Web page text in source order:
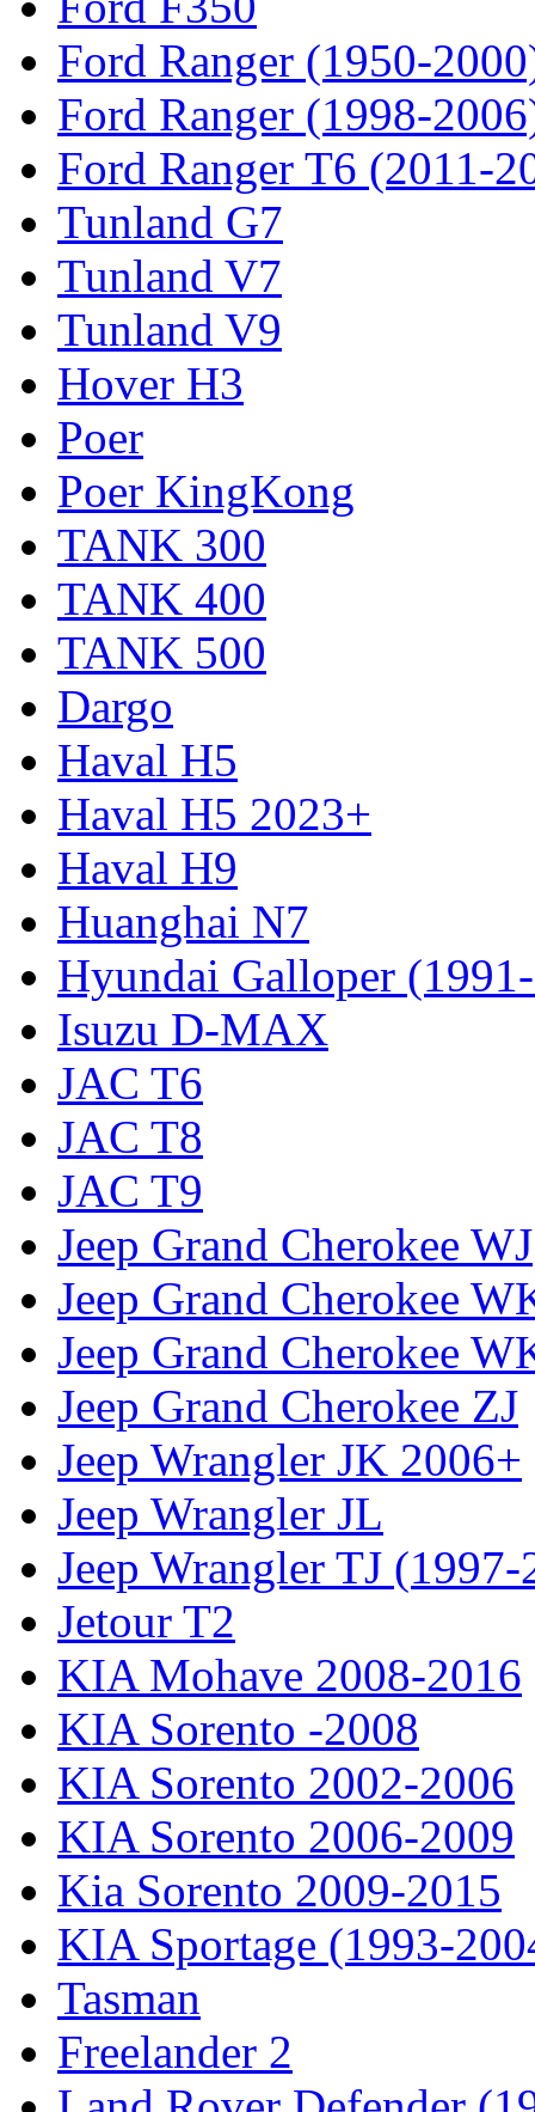
Ford Ranger (1950-
Ford Ranger (1998-
Ford Ranger T6 (2011-
Tunland G7
Tunland V7
Tunland V9
Hover H3
Poer
Poer KingKong
TANK 300
TANK 400
TANK 500
Dargo
Haval H5
Haval H5 2023+
Haval H9
Huanghai N7
Hyundai Galloper
Isuzu D-MAX
JAC T6
JAC T8
JAC T9
Jeep Grand Cherokee WJ
Jeep Grand Cherokee
Jeep Grand Cherokee
Jeep Grand Cherokee ZJ
Jeep Wrangler JK 2006+
Jeep Wrangler JL
Jeep Wrangler TJ
Jetour T2
KIA Mohave 2008-2016
KIA Sorento -2008
KIA Sorento 2002-2006
KIA Sorento 2006-2009
Kia Sorento 2009-2015
KIA Sportage (1993-
Tasman
Freelander 2